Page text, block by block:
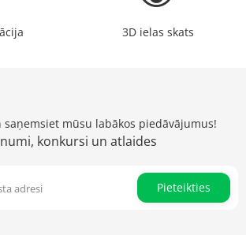
3D ielas skats
saņemsiet mūsu labākos piedāvājumus!
konkursi un atlaides
Pieteikties